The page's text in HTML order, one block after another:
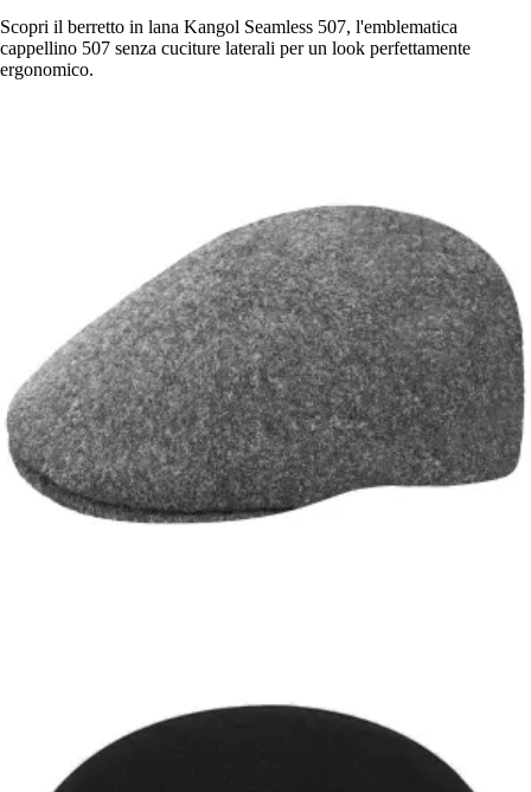
Scopri il berretto in lana Kangol Seamless 507, l'emblematica
cappellino 507 senza cuciture laterali per un look perfettamente
ergonomico.